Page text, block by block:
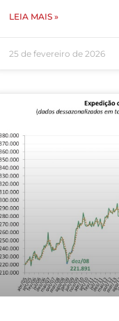
LEIA MAIS »
25 de fevereiro de 2026